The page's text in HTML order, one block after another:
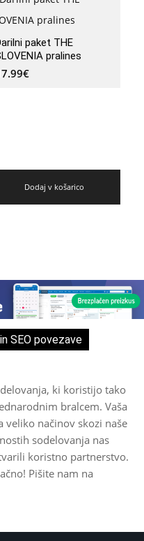
paket THE
pralines
€
Dodaj v košarico
SEO povezave
ki koristijo tako
bralcem. Vaša
veliko načinov skozi naše
sodelovanja nas
koristno partnerstvo.
Pišite nam na